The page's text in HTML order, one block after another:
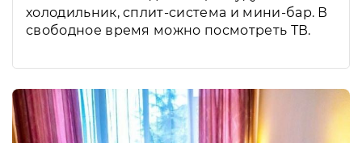
холодильник, сплит-система и мини-бар. В
свободное время можно посмотреть ТВ.